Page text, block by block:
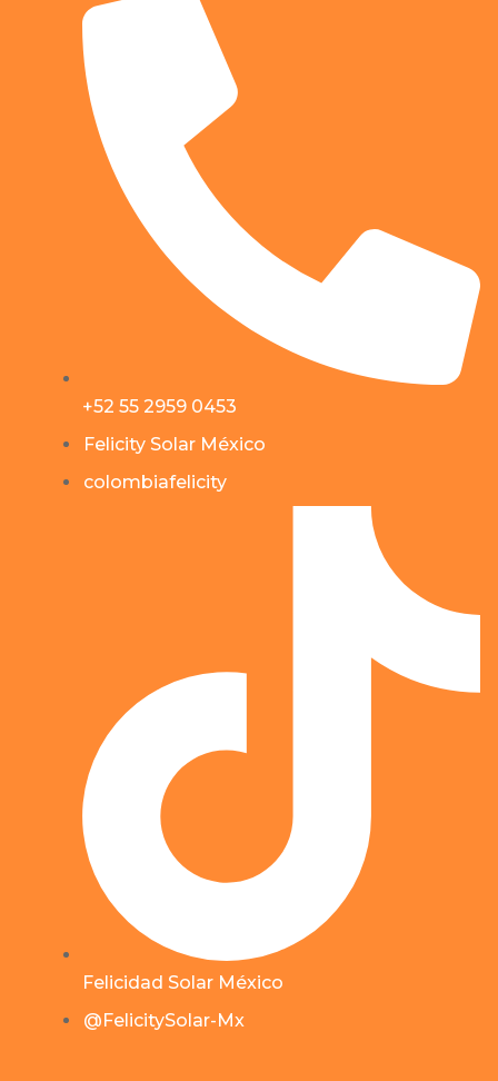
+52 55 2959 0453
Felicity Solar México
colombiafelicity
Felicidad Solar México
@FelicitySolar-Mx